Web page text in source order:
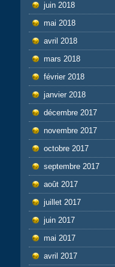
juin 2018
mai 2018
avril 2018
mars 2018
février 2018
janvier 2018
décembre 2017
novembre 2017
octobre 2017
septembre 2017
août 2017
juillet 2017
juin 2017
mai 2017
avril 2017